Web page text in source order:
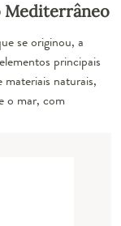
Mediterrâneo
se originou, a
principais
naturais,
o mar, com